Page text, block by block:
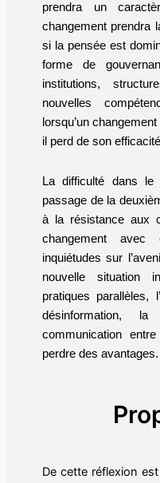
prendra un
changement prendra
si la pensée est
forme de
institutions,
nouvelles
lorsqu’un
il perd de son
La difficulté dans le
passage de la
à la résistance aux
changement avec
inquiétudes sur
nouvelle situation
pratiques parallèles,
désinformation,
communication
perdre des avantages.
De cette réflexion